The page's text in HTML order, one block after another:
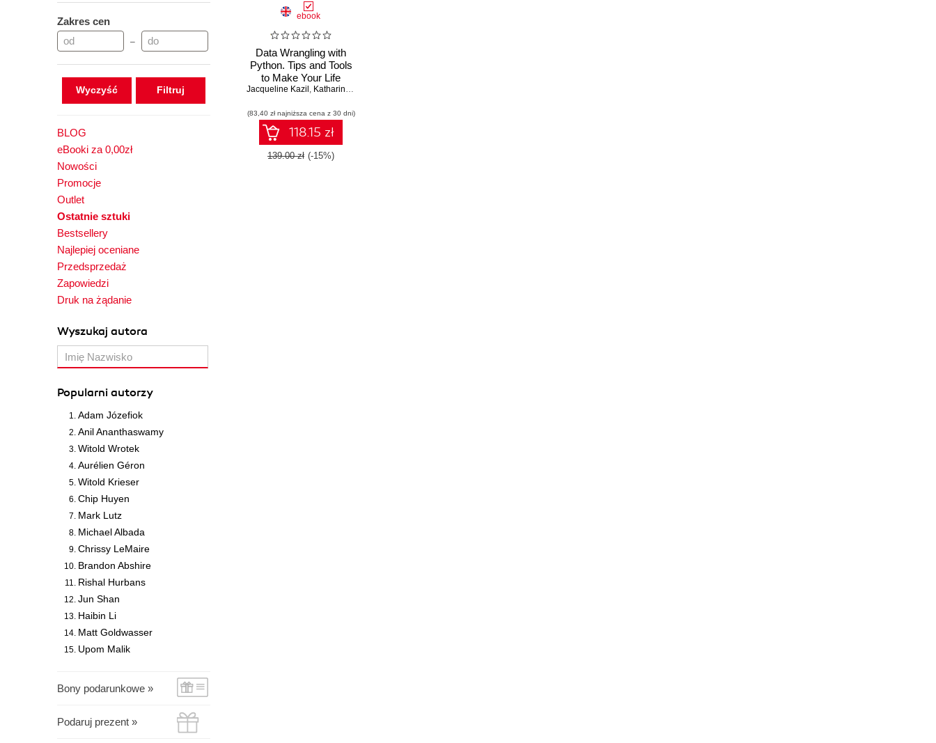
Zakres cen
–
Wyczyść
BLOG
eBooki za 0,00zł
Nowości
Promocje
Outlet
Ostatnie sztuki
Bestsellery
Najlepiej oceniane
Przedsprzedaż
Zapowiedzi
Druk na żądanie
Wyszukaj autora
Popularni autorzy
Adam Józefiok
Anil Ananthaswamy
Witold Wrotek
Aurélien Géron
Witold Krieser
Chip Huyen
Mark Lutz
Michael Albada
Chrissy LeMaire
Brandon Abshire
Rishal Hurbans
Jun Shan
Haibin Li
Matt Goldwasser
Upom Malik
Bony podarunkowe »
Podaruj prezent »
ebook
Data Wrangling with
Python. Tips and Tools
to Make Your Life
Easier
Jacqueline Kazil , Katharine Jarmul
(83,40 zł najniższa cena z 30 dni)
118.15 zł
139.00 zł (-15%)